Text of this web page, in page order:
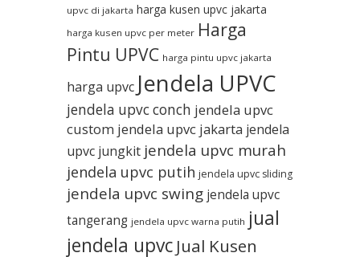
upvc di jakarta harga kusen upvc jakarta
harga kusen upvc per meter Harga
Pintu UPVC harga pintu upvc jakarta
harga upvc Jendela UPVC
jendela upvc conch jendela upvc
custom jendela upvc jakarta jendela
upvc jungkit jendela upvc murah
jendela upvc putih jendela upvc sliding
jendela upvc swing jendela upvc
tangerang jendela upvc warna putih jual
jendela upvc Jual Kusen